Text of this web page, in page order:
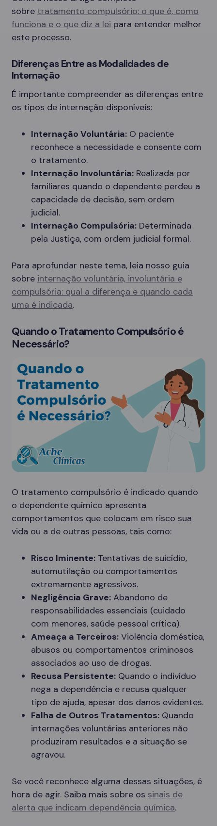
sobre tratamento compulsório: o que é, como
funciona e o que diz a lei para entender melhor
este processo.
Diferenças Entre as Modalidades de
Internação
É importante compreender as diferenças entre
os tipos de internação disponíveis:
Internação Voluntária: O paciente
reconhece a necessidade e consente com
o tratamento.
Internação Involuntária: Realizada por
familiares quando o dependente perdeu a
capacidade de decisão, sem ordem
judicial.
Internação Compulsória: Determinada
pela Justiça, com ordem judicial formal.
Para aprofundar neste tema, leia nosso guia
sobre internação voluntária, involuntária e
compulsória: qual a diferença e quando cada
uma é indicada.
Quando o Tratamento Compulsório é
Necessário?
O tratamento compulsório é indicado quando
o dependente químico apresenta
comportamentos que colocam em risco sua
vida ou a de outras pessoas, tais como:
Risco Iminente: Tentativas de suicídio,
automutilação ou comportamentos
extremamente agressivos.
Negligência Grave: Abandono de
responsabilidades essenciais (cuidado
com menores, saúde pessoal crítica).
Ameaça a Terceiros: Violência doméstica,
abusos ou comportamentos criminosos
associados ao uso de drogas.
Recusa Persistente: Quando o indivíduo
nega a dependência e recusa qualquer
tipo de ajuda, apesar dos danos evidentes.
Falha de Outros Tratamentos: Quando
internações voluntárias anteriores não
produziram resultados e a situação se
agravou.
Se você reconhece alguma dessas situações, é
hora de agir. Saiba mais sobre os sinais de
alerta que indicam dependência química.